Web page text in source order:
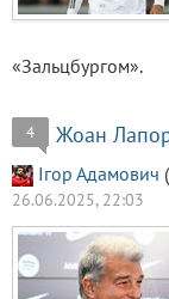
«Зальцбургом».
4 Жоан
Ігор Адамович
26.06.2025, 22:03